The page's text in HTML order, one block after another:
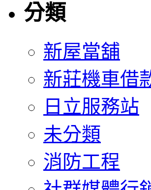
分類
新屋當舖
新莊機車借
日立服務站
未分類
消防工程